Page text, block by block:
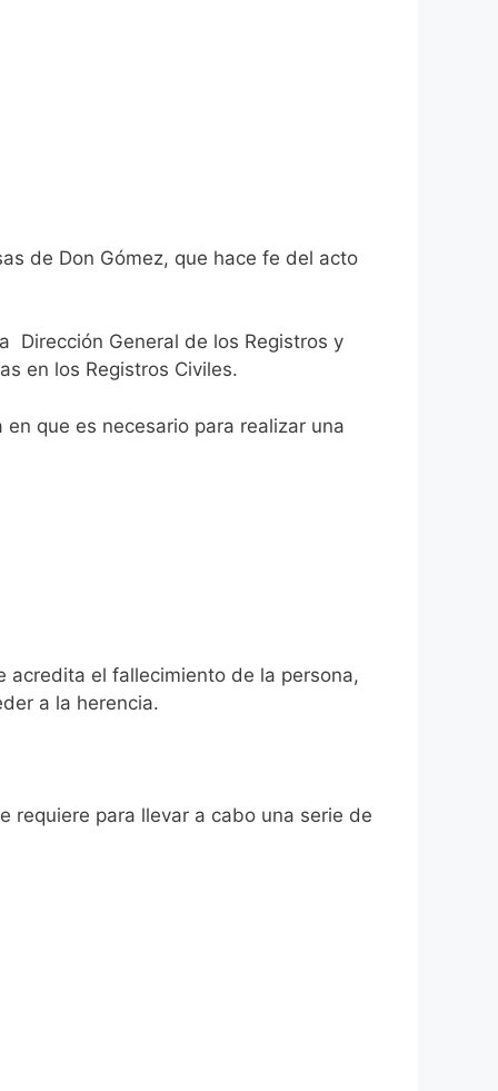
de Don Gómez, que hace fe del acto
Dirección General de los Registros y
en los Registros Civiles.
que es necesario para realizar una
acredita el fallecimiento de la persona,
a la herencia.
requiere para llevar a cabo una serie de